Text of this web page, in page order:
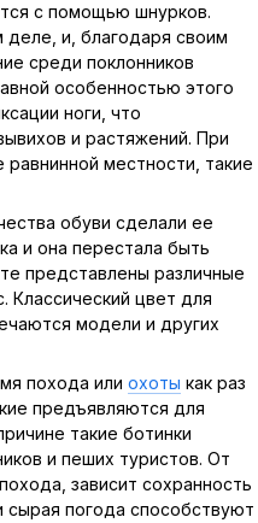
с помощью шнурков.
и, благодаря своим
среди поклонников
особенностью этого
ноги, что
и растяжений. При
местности, такие
обуви сделали ее
и она перестала быть
представлены различные
Классический цвет для
модели и других
похода или охоты как раз
предъявляются для
такие ботинки
и пеших туристов. От
зависит сохранность
сырая погода способствуют